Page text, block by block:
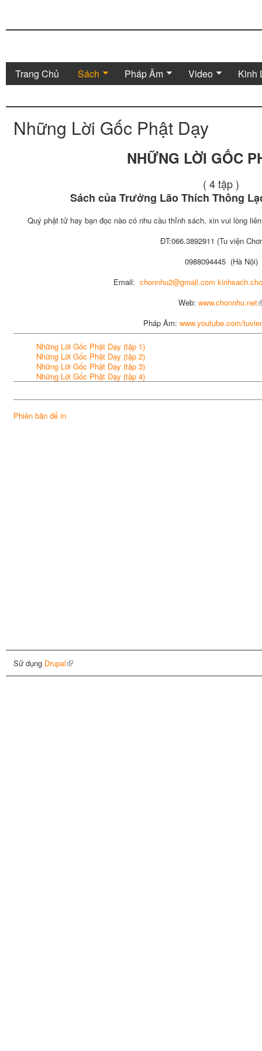
Trang Chủ Sách Pháp Âm Video Kinh
Những Lời Gốc Phật Dạy
NHỮNG LỜI GỐC
( 4 tập )
Sách của Trưởng Lão Thích Thông
Quý phật tử hay bạn đọc nào có nhu cầu thỉnh sách, xin vui lòng
ĐT:066.3892911 (Tu viện
0988094445 (Hà Nội)
Email:chonnhu2@gmail.com
Web: www.chonnhu.net
Pháp Âm: www.youtube.com/
Những Lời Gốc Phật Dạy (tập 1)
Những Lời Gốc Phật Dạy (tập 2)
Những Lời Gốc Phật Dạy (tập 3)
Những Lời Gốc Phật Dạy (tập 4)
Phiên bản để in
Sử dụng Drupal